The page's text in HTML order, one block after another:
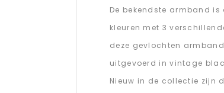
De bekendste armband
kleuren met 3
deze gevlochten
uitgevoerd in vintage
Nieuw in de collectie zijn